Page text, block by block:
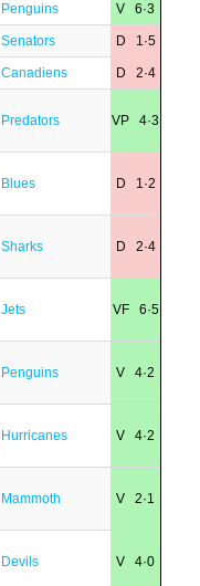
Penguins V 6·3
Senators D 1·5
Canadiens D 2·4
Predators VP 4·3
Blues D 1·2
Sharks D 2·4
Jets VF 6·5
Penguins V 4·2
Hurricanes V 4·2
Mammoth V 2·1
Devils V 4·0